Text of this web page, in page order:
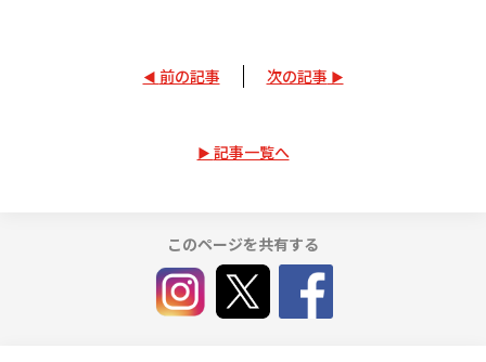
前の記事 次の記事
記事一覧へ
このページを共有する